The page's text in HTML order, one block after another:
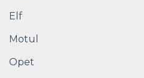
Elf
Motul
Opet